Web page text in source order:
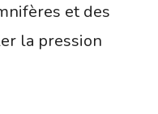
et des
la pression